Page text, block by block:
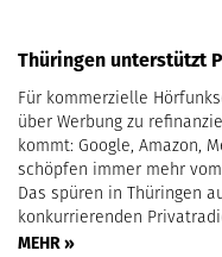
Thüringen unterstützt
Für kommerzielle
über Werbung zu
kommt: Google, Amazon,
schöpfen immer mehr
Das spüren in Thüringen
konkurrierenden
MEHR »